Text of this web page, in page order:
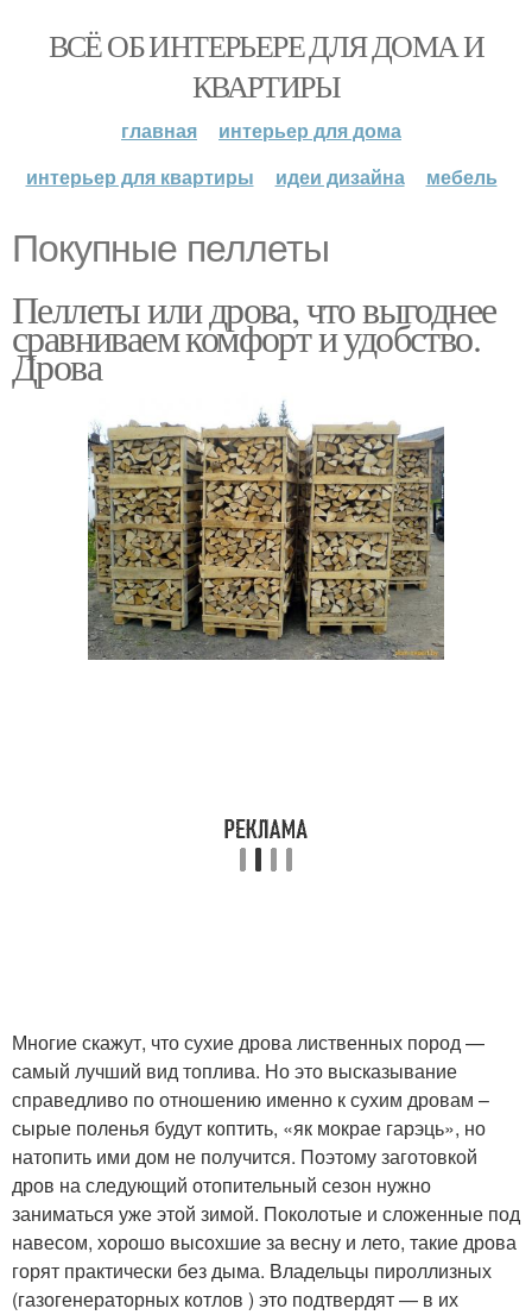
ВСЁ ОБ ИНТЕРЬЕРЕ ДЛЯ ДОМА И
КВАРТИРЫ
главная
интерьер для дома
интерьер для квартиры
идеи дизайна мебель
Покупные пеллеты
Пеллеты или дрова, что выгоднее
сравниваем комфорт и удобство.
Дрова
Многие скажут, что сухие дрова лиственных пород —
самый лучший вид топлива. Но это высказывание
справедливо по отношению именно к сухим дровам –
сырые поленья будут коптить, «як мокрае гарэць», но
натопить ими дом не получится. Поэтому заготовкой
дров на следующий отопительный сезон нужно
заниматься уже этой зимой. Поколотые и сложенные под
навесом, хорошо высохшие за весну и лето, такие дрова
горят практически без дыма. Владельцы пироллизных
(газогенераторных котлов ) это подтвердят — в их